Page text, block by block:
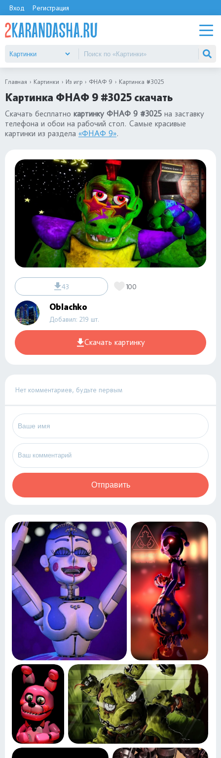
Вход Регистрация
Главная Картинки Из игр ФНАФ 9 Картинка #3025
Картинка ФНАФ 9 #3025 скачать
Скачать бесплатно картинку ФНАФ 9 #3025 на заставку
телефона и обои на рабочий стол. Самые красивые
картинки из раздела «ФНАФ 9».
43 100
Oblachko
Добавил: 219 шт.
Скачать картинку
Нет комментариев, будьте первым
Отправить